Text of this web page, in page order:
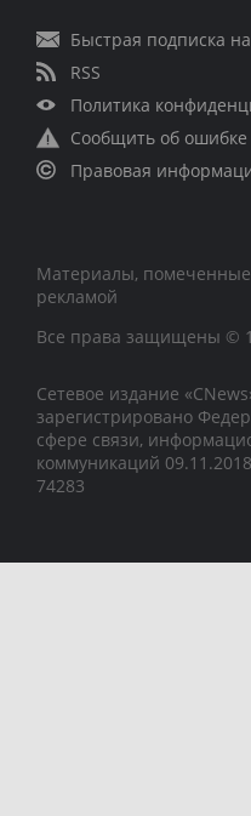
Быстрая подписка
RSS
Политика
Сообщить об ошибке
Правовая
Материалы, помеченные
рекламой
Все права защищены ©
Сетевое издание
зарегистрировано
сфере связи,
коммуникаций
74283